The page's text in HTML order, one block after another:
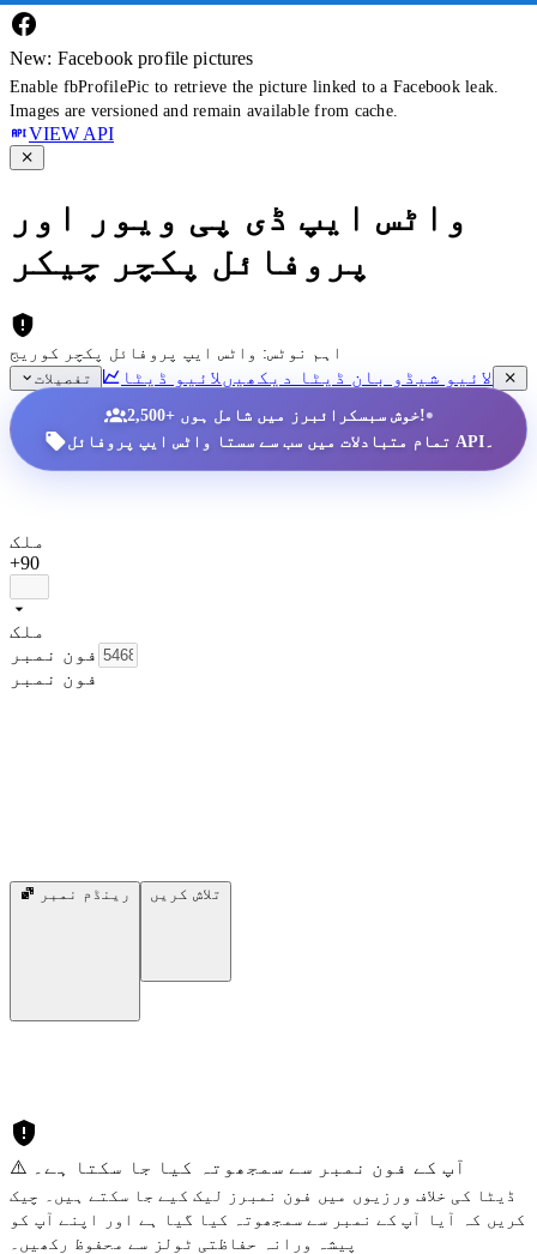
New: Facebook profile pictures
Enable fbProfilePic to retrieve the picture linked to a Facebook leak.
Images are versioned and remain available from cache.
VIEW API
واٹس ایپ ڈی پی ویور اور
پروفائل پکچر چیکر
اہم نوٹس: واٹس ایپ پروفائل پکچر کوریج
تفصیلات
لائیو شیڈو بان ڈیٹا دیکھیں لائیو ڈیٹا
2,500+ خوش سبسکرائبرز میں شامل ہوں!•
تمام متبادلات میں سب سے سستا واٹس ایپ پروفائل API۔
ملک
+90
ملک
فون نمبر
فون نمبر
رینڈم نمبر تلاش کریں
⚠️ آپ کے فون نمبر سے سمجھوتہ کیا جا سکتا ہے۔
ڈیٹا کی خلاف ورزیوں میں فون نمبرز لیک کیے جا سکتے ہیں۔ چیک
کریں کہ آیا آپ کے نمبر سے سمجھوتہ کیا گیا ہے اور اپنے آپ کو
پیشہ ورانہ حفاظتی ٹولز سے محفوظ رکھیں۔